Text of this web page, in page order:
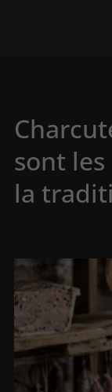
sont
la